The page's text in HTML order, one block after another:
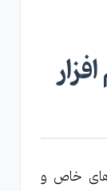
های خاص و